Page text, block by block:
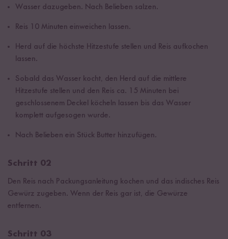
Wasser dazugeben. Nach Belieben salzen.
Reis 10 Minuten einweichen lassen.
Herd auf die höchste Hitzestufe stellen und Reis aufkochen
lassen.
Sobald das Wasser kocht, den Herd auf die mittlere
Hitzestufe stellen und den Reis ca. 15 Minuten bei
geschlossenem Deckel köcheln lassen bis das Wasser
komplett aufgesogen wurde.
Nach Belieben ein Stück Butter hinzufügen.
Schritt 02
Den Reis nach Packungsanleitung kochen und das indisches Reis
Gewürz zugeben. Wenn der Reis gar ist, die Gewürze
entfernen.
Schritt 03